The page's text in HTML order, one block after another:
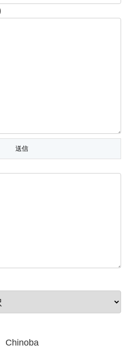
Chinoba